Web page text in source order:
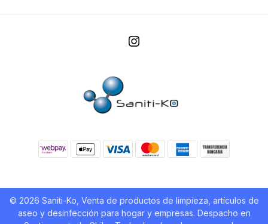
© 2026 Saniti-Ko, Venta de productos de limpieza, artículos de
aseo y desinfección para hogar y empresas. Despacho en